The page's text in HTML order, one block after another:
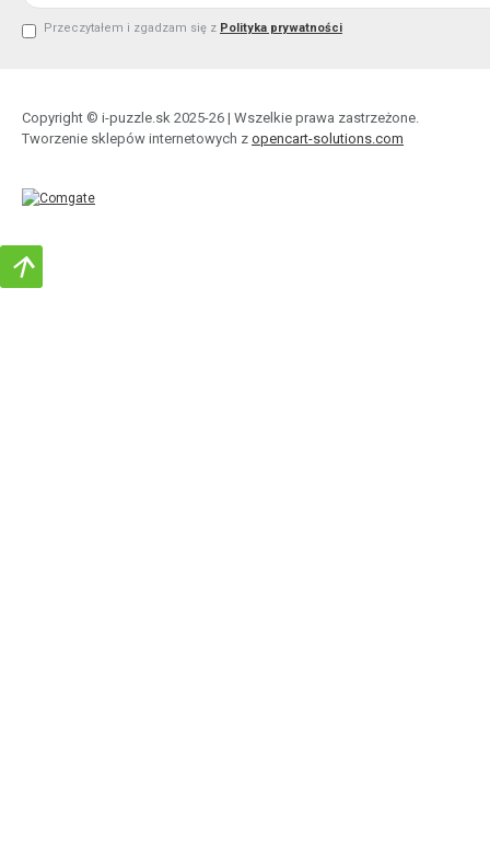
Przeczytałem i zgadzam się z Polityka prywatności
Copyright © i-puzzle.sk 2025-26 | Wszelkie prawa zastrzeżone.
Tworzenie sklepów internetowych z opencart-solutions.com